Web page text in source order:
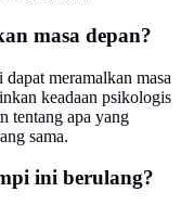
masa depan?
meramalkan masa
keadaan psikologis
tentang apa yang
sama.
ini berulang?